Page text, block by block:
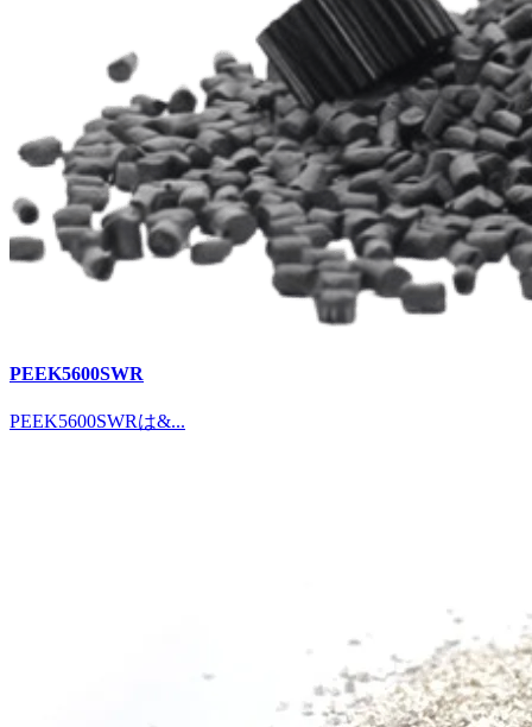
PEEK5600SWR
PEEK5600SWRは&...